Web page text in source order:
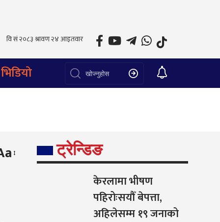
भिडियो
ट्रेन्डिङ
केरलामा भीषण
पहिरोःसयौँ बेपत्ता,
अहिलेसम्म १९ जनाको